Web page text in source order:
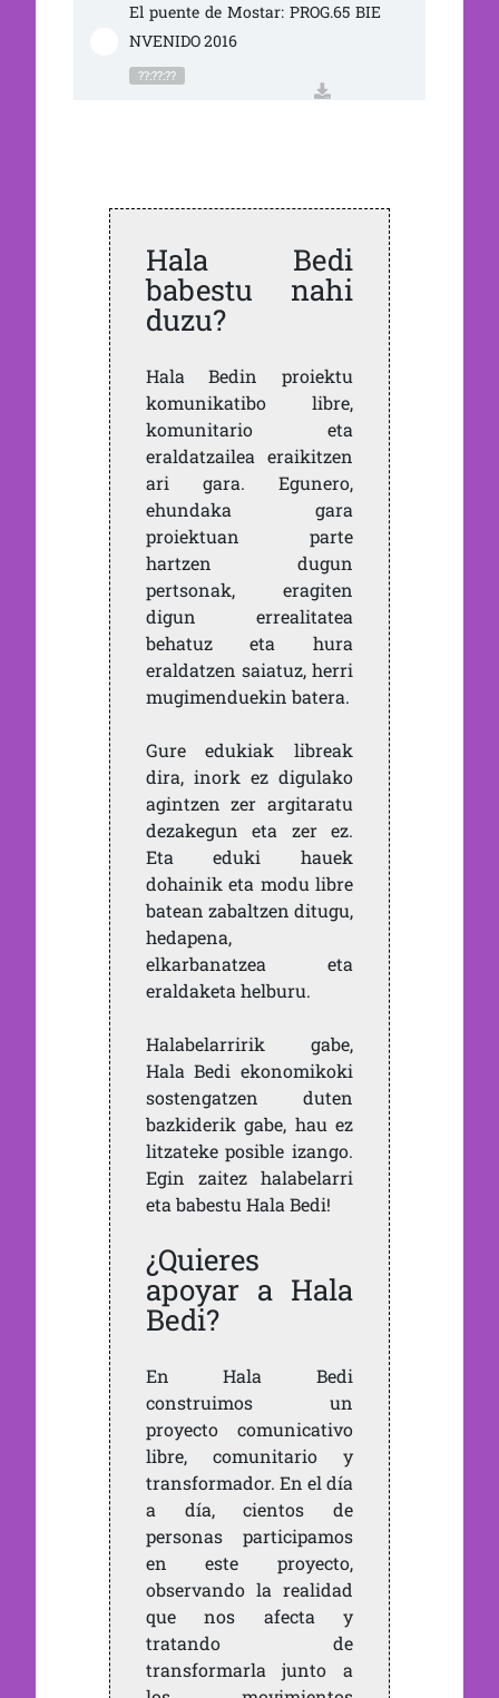
El puente de Mostar: PROG.65 BIE
NVENIDO 2016
??:??:??
Hala Bedi
babestu nahi
duzu?
Hala Bedin proiektu
komunikatibo libre,
komunitario eta
eraldatzailea eraikitzen
ari gara. Egunero,
ehundaka gara
proiektuan parte
hartzen dugun
pertsonak, eragiten
digun errealitatea
behatuz eta hura
eraldatzen saiatuz, herri
mugimenduekin batera.
Gure edukiak libreak
dira, inork ez digulako
agintzen zer argitaratu
dezakegun eta zer ez.
Eta eduki hauek
dohainik eta modu libre
batean zabaltzen ditugu,
hedapena,
elkarbanatzea eta
eraldaketa helburu.
Halabelarririk gabe,
Hala Bedi ekonomikoki
sostengatzen duten
bazkiderik gabe, hau ez
litzateke posible izango.
Egin zaitez halabelarri
eta babestu Hala Bedi!
¿Quieres
apoyar a Hala
Bedi?
En Hala Bedi
construimos un
proyecto comunicativo
libre, comunitario y
transformador. En el día
a día, cientos de
personas participamos
en este proyecto,
observando la realidad
que nos afecta y
tratando de
transformarla junto a